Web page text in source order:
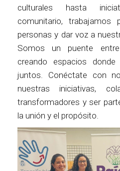
culturales hasta
comunitario, trabajamos
personas y dar voz a
Somos un puente
creando espacios
juntos. Conéctate con
nuestras iniciativas,
transformadores y ser
la unión y el propósito.